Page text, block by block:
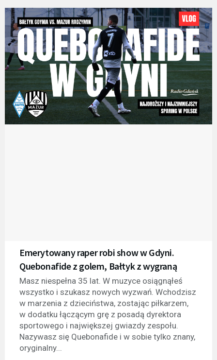
Emerytowany raper robi show w Gdyni.
Quebonafide z golem, Bałtyk z wygraną
Masz niespełna 35 lat. W muzyce osiągnąłeś
wszystko i szukasz nowych wyzwań. Wchodzisz
w marzenia z dzieciństwa, zostając piłkarzem,
w dodatku łączącym grę z posadą dyrektora
sportowego i największej gwiazdy zespołu.
Nazywasz się Quebonafide i w sobie tylko znany,
oryginalny...